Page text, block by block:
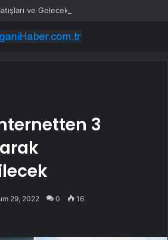
ve Gelecek Planları
3
29, 2022 0 16